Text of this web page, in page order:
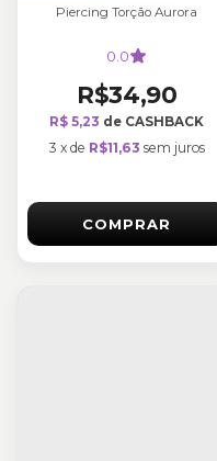
Piercing Torção Aurora
0.0
R$34,90
R$ 5,23 de CASHBACK
3 x de R$11,63 sem juros
COMPRAR